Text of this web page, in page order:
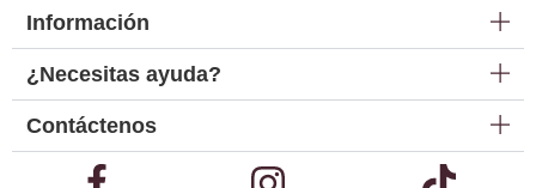
Información
¿Necesitas ayuda?
Contáctenos